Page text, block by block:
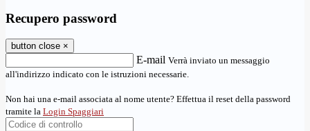
Recupero password
button close ×
E-mail Verrà inviato un messaggio
all'indirizzo indicato con le istruzioni necessarie.
Non hai una e-mail associata al nome utente? Effettua il reset della password
tramite la Login Spaggiari